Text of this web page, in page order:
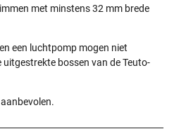
met minstens 32 mm brede
een luchtpomp mogen niet
uitgestrekte bossen van de Teuto-